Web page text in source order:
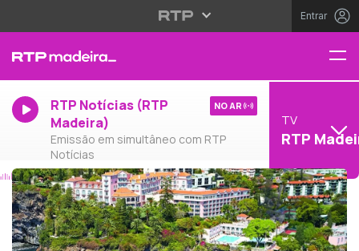
Entrar
RTP Notícias (RTP
Madeira)
Emissão em simultâneo com RTP
Notícias
NO AR
TV
RTP